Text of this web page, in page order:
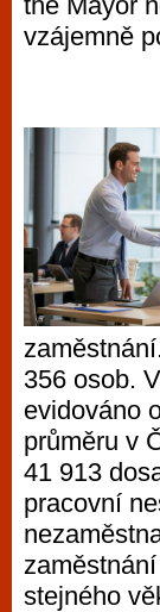
vzájemně
356 osob.
evidováno
průměru v
41 913
pracovní
stejného